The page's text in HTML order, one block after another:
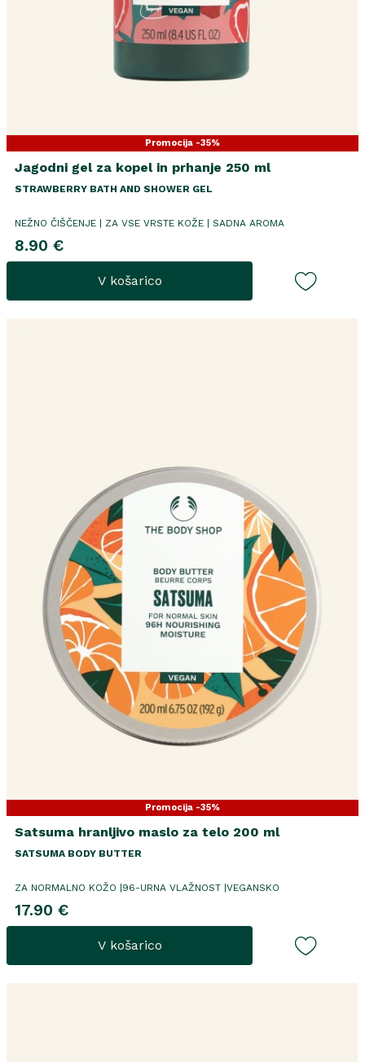
Promocija -35%
Jagodni gel za kopel in prhanje 250 ml
STRAWBERRY BATH AND SHOWER GEL
NEŽNO ČIŠČENJE | ZA VSE VRSTE KOŽE | SADNA AROMA
8.90 €
V košarico
Promocija -35%
Satsuma hranljivo maslo za telo 200 ml
SATSUMA BODY BUTTER
ZA NORMALNO KOŽO |96-URNA VLAŽNOST |VEGANSKO
17.90 €
V košarico